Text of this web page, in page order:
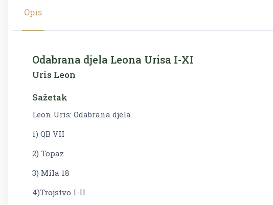
Opis
Odabrana djela Leona Urisa I-XI
Uris Leon
Sažetak
Leon Uris: Odabrana djela
1) QB VII
2) Topaz
3) Mila 18
4)Trojstvo I-II